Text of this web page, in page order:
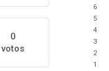
0
votos
6
5
4
3
2
1